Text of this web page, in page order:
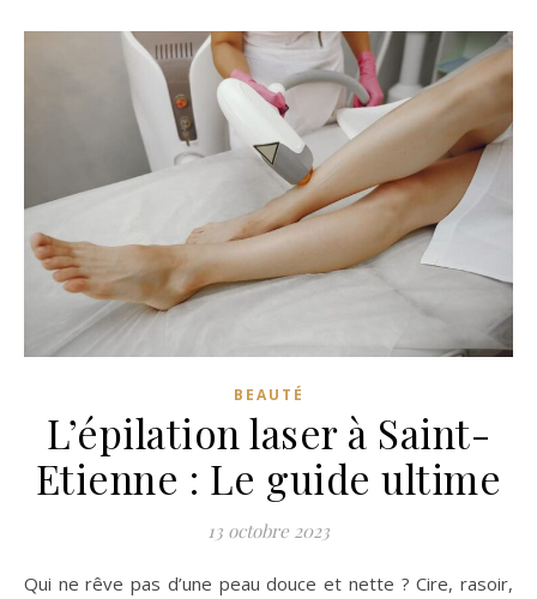
BEAUTÉ
L’épilation laser à Saint-
Etienne : Le guide ultime
13 octobre 2023
Qui ne rêve pas d’une peau douce et nette ? Cire, rasoir,